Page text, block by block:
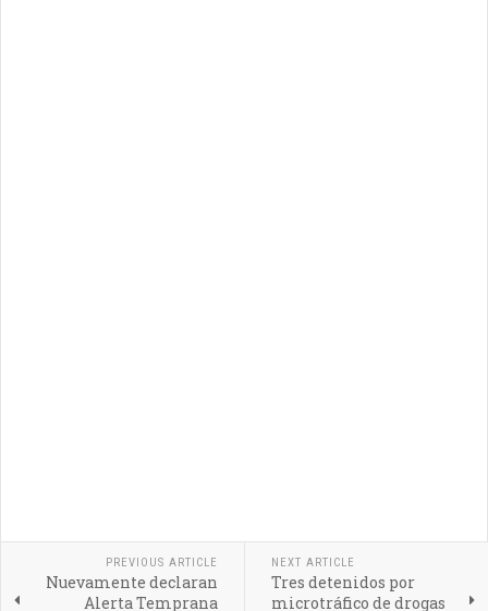
PREVIOUS ARTICLE
Nuevamente declaran
Alerta Temprana
NEXT ARTICLE
Tres detenidos por
microtráfico de drogas